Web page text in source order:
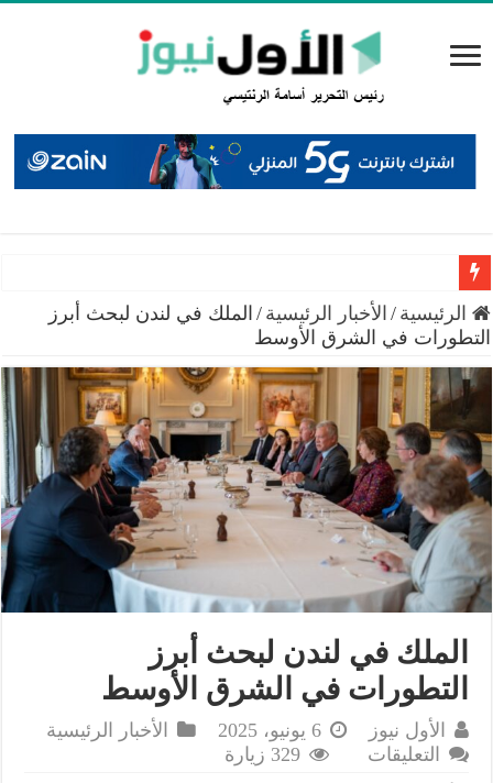
السعايدة: إغلاق 12 محطة محروقات منذ بداية العام وضبط حالات خلط بنزين
الرئيسية / الأخبار الرئيسية / الملك في لندن لبحث أبرز
التطورات في الشرق الأوسط
الملك في لندن لبحث أبرز
التطورات في الشرق الأوسط
الأول نيوز 6 يونيو، 2025
الأخبار الرئيسية
التعليقات
329 زيارة